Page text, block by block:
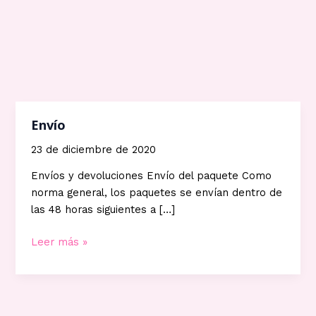
Envío
23 de diciembre de 2020
Envíos y devoluciones Envío del paquete Como
norma general, los paquetes se envían dentro de
las 48 horas siguientes a […]
Envío
Leer más »